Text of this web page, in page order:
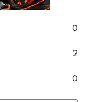
0
2
0